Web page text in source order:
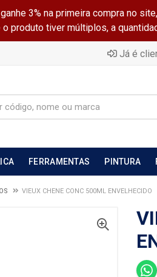
3% na primeira compra no
produto tiver múltiplos, a
Já é
FERRAMENTAS PINTURA
VIEUX CHENE CONC 500ML ENVELHECIDO